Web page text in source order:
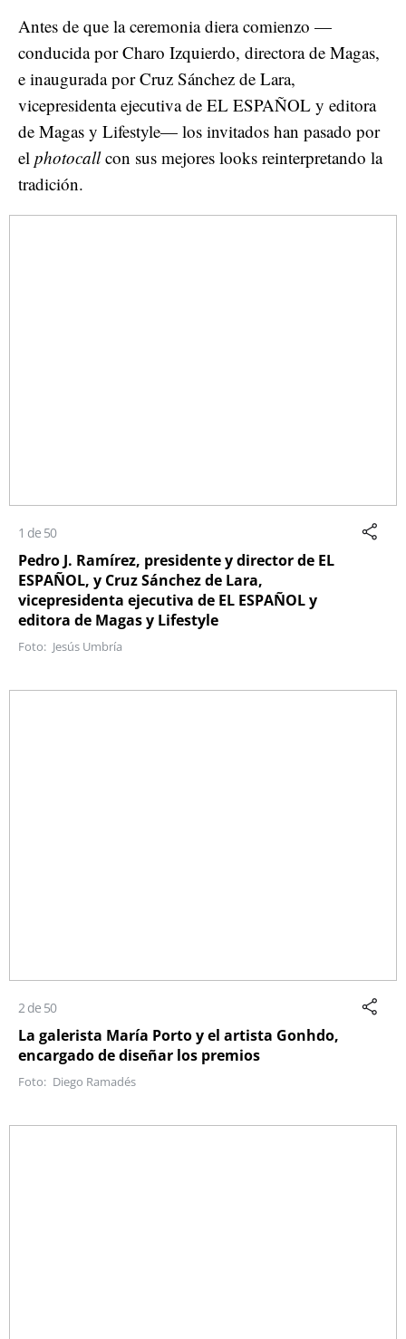
Antes de que la ceremonia diera comienzo —
conducida por Charo Izquierdo, directora de Magas,
e inaugurada por Cruz Sánchez de Lara,
vicepresidenta ejecutiva de EL ESPAÑOL y editora
de Magas y Lifestyle— los invitados han pasado por
el photocallcon sus mejores looks reinterpretando la
tradición.
1 de 50
Pedro J. Ramírez, presidente y director de EL
ESPAÑOL, y Cruz Sánchez de Lara,
vicepresidenta ejecutiva de EL ESPAÑOL y
editora de Magas y Lifestyle
Jesús Umbría
2 de 50
La galerista María Porto y el artista Gonhdo,
encargado de diseñar los premios
Diego Ramadés